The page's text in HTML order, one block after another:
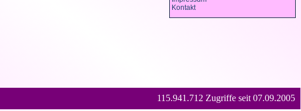
Kontakt
115.941.712 Zugriffe seit 07.09.2005